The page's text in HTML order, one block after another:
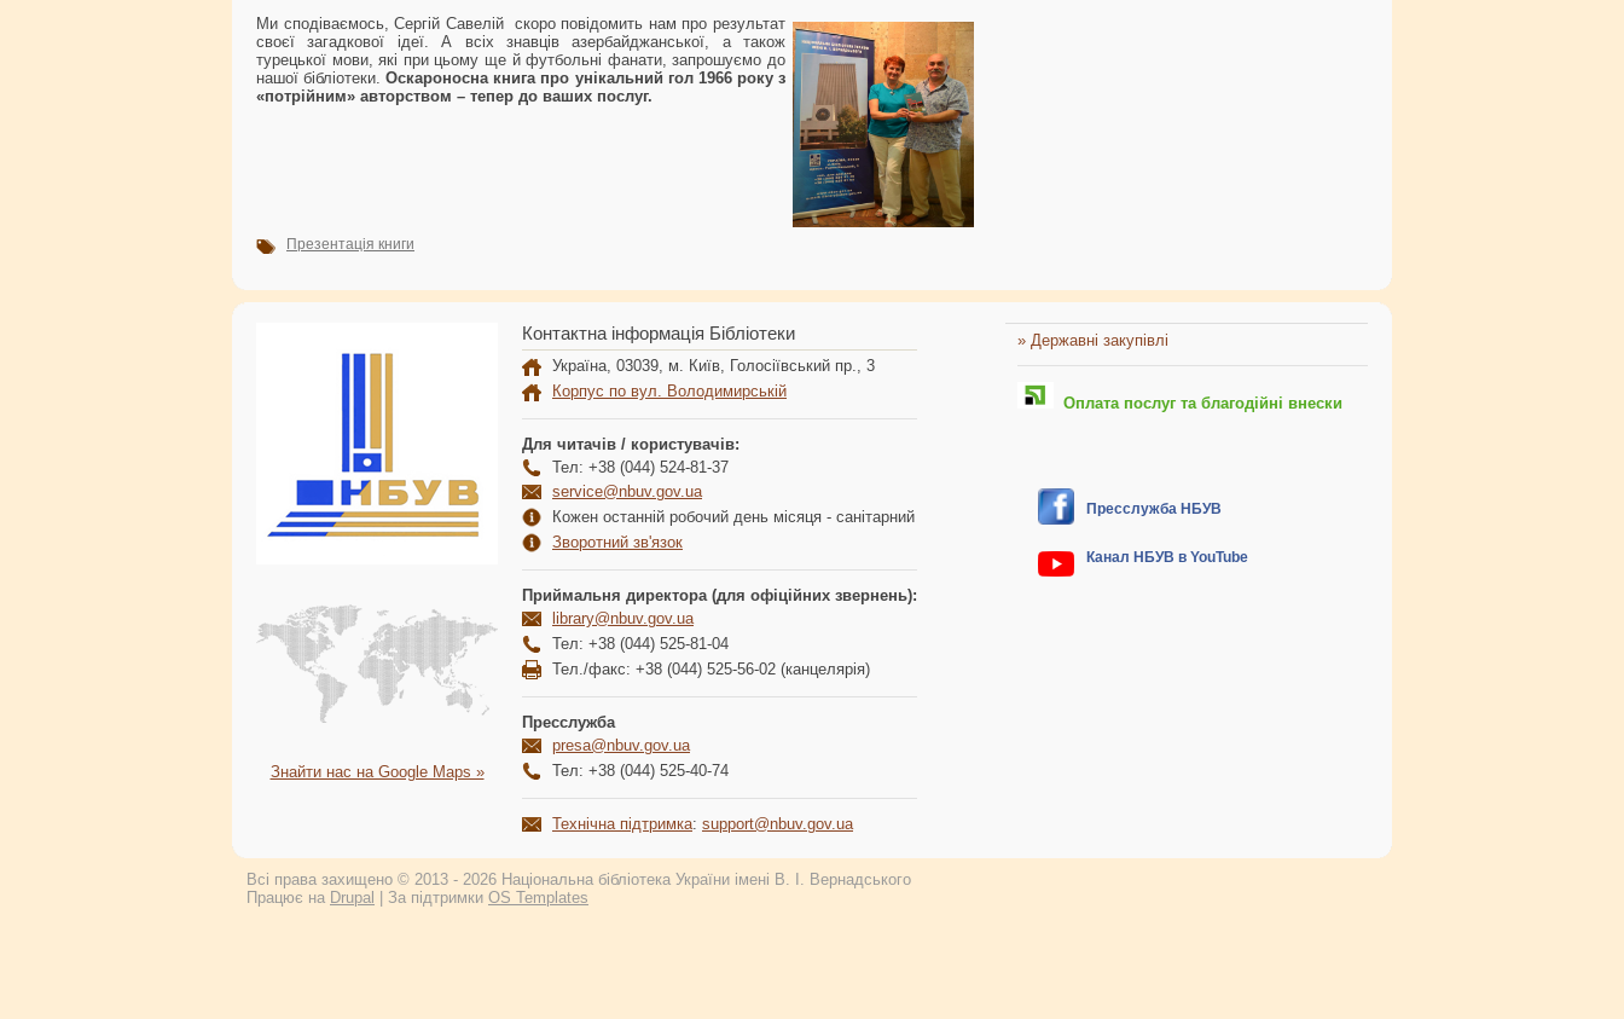
Ми сподіваємось, Сергій Савелій скоро повідомить нам про результат
своєї загадкової ідеї. А всіх знавців азербайджанської, а також
турецької мови, які при цьому ще й футбольні фанати, запрошуємо до
нашої бібліотеки.Оскароносна книга про унікальний гол 1966 року з
«потрійним» авторством – тепер до ваших послуг.
Презентація книги
Знайти нас на Google Maps »
Контактна інформація Бібліотеки
Україна, 03039, м. Київ, Голосіївський пр., 3
Корпус по вул. Володимирській
Для читачів / користувачів:
Тел: +38 (044) 524-81-37
service@nbuv.gov.ua
Кожен останній робочий день місяця - санітарний
Зворотний зв'язок
Приймальня директора (для офіційних звернень):
library@nbuv.gov.ua
Тел: +38 (044) 525-81-04
Тел./факс: +38 (044) 525-56-02 (канцелярія)
Пресслужба
presa@nbuv.gov.ua
Тел: +38 (044) 525-40-74
Технічна підтримка: support@nbuv.gov.ua
» Державні закупівлі
Оплата послуг та благодійні внески
Пресслужба НБУВ
Канал НБУВ в YouTube
Всі права захищено © 2013 - 2026 Національна бібліотека України імені В. І. Вернадського
Працює на Drupal | За підтримки OS Templates